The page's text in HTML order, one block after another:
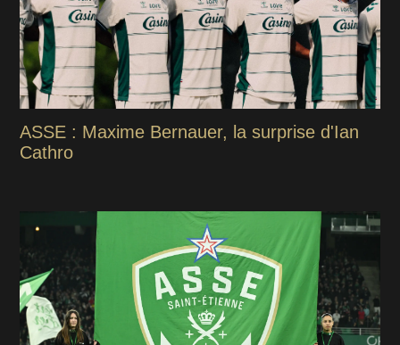
ASSE : Maxime Bernauer, la surprise d'Ian
Cathro